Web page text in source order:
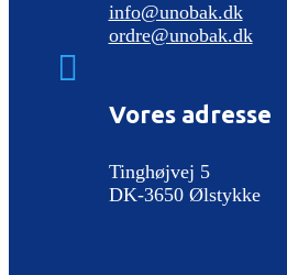
info@unobak.dk
ordre@unobak.dk

Vores adresse
Tinghøjvej 5
DK-3650 Ølstykke